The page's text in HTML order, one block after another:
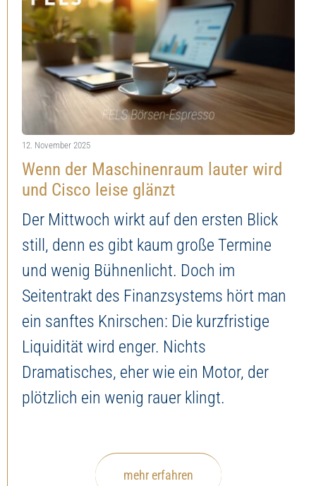
12. November 2025
Wenn der Maschinenraum lauter wird
und Cisco leise glänzt
Der Mittwoch wirkt auf den ersten Blick
still, denn es gibt kaum große Termine
und wenig Bühnenlicht. Doch im
Seitentrakt des Finanzsystems hört man
ein sanftes Knirschen: Die kurzfristige
Liquidität wird enger. Nichts
Dramatisches, eher wie ein Motor, der
plötzlich ein wenig rauer klingt.
mehr erfahren